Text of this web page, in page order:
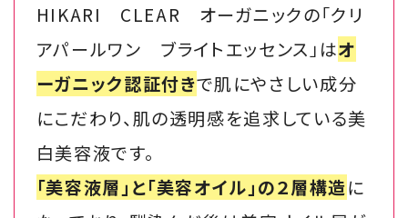
HIKARI CLEAR オーガニックの「クリ
アパールワン ブライトエッセンス」はオ
ーガニック認証付きで肌にやさしい成分
にこだわり、肌の透明感を追求している美
白美容液です。
「美容液層」と「美容オイル」の２層構造に